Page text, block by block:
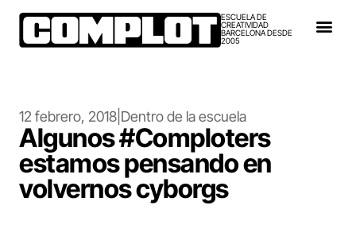
ESCUELA DE
CREATIVIDAD
BARCELONA DESDE
2005
12 febrero, 2018 Dentro de la escuela
Algunos #Comploters
estamos pensando en
volvernos cyborgs